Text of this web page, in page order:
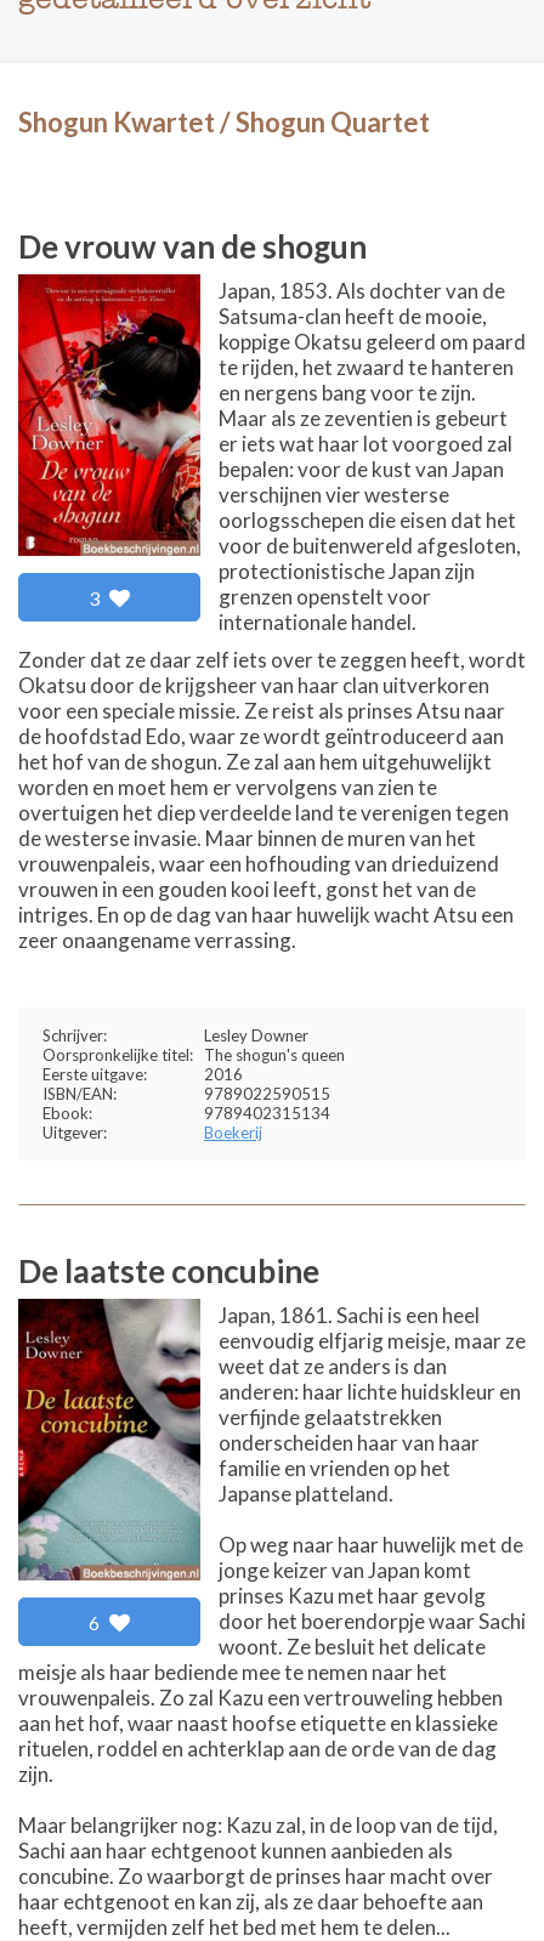
Shogun Kwartet / Shogun Quartet
De vrouw van de shogun
3
Japan, 1853. Als dochter van de
Satsuma-clan heeft de mooie,
koppige Okatsu geleerd om paard
te rijden, het zwaard te hanteren
en nergens bang voor te zijn.
Maar als ze zeventien is gebeurt
er iets wat haar lot voorgoed zal
bepalen: voor de kust van Japan
verschijnen vier westerse
oorlogsschepen die eisen dat het
voor de buitenwereld afgesloten,
protectionistische Japan zijn
grenzen openstelt voor
internationale handel.
Zonder dat ze daar zelf iets over te zeggen heeft, wordt
Okatsu door de krijgsheer van haar clan uitverkoren
voor een speciale missie. Ze reist als prinses Atsu naar
de hoofdstad Edo, waar ze wordt geïntroduceerd aan
het hof van de shogun. Ze zal aan hem uitgehuwelijkt
worden en moet hem er vervolgens van zien te
overtuigen het diep verdeelde land te verenigen tegen
de westerse invasie. Maar binnen de muren van het
vrouwenpaleis, waar een hofhouding van drieduizend
vrouwen in een gouden kooi leeft, gonst het van de
intriges. En op de dag van haar huwelijk wacht Atsu een
zeer onaangename verrassing.
Schrijver:
Lesley Downer
Oorspronkelijke titel:
The shogun's queen
Eerste uitgave:
2016
ISBN/EAN:
9789022590515
Ebook:
9789402315134
Uitgever:
Boekerij
De laatste concubine
6
Japan, 1861. Sachi is een heel
eenvoudig elfjarig meisje, maar ze
weet dat ze anders is dan
anderen: haar lichte huidskleur en
verfijnde gelaatstrekken
onderscheiden haar van haar
familie en vrienden op het
Japanse platteland.
Op weg naar haar huwelijk met de
jonge keizer van Japan komt
prinses Kazu met haar gevolg
door het boerendorpje waar Sachi
woont. Ze besluit het delicate
meisje als haar bediende mee te nemen naar het
vrouwenpaleis. Zo zal Kazu een vertrouweling hebben
aan het hof, waar naast hoofse etiquette en klassieke
rituelen, roddel en achterklap aan de orde van de dag
zijn.
Maar belangrijker nog: Kazu zal, in de loop van de tijd,
Sachi aan haar echtgenoot kunnen aanbieden als
concubine. Zo waarborgt de prinses haar macht over
haar echtgenoot en kan zij, als ze daar behoefte aan
heeft, vermijden zelf het bed met hem te delen...